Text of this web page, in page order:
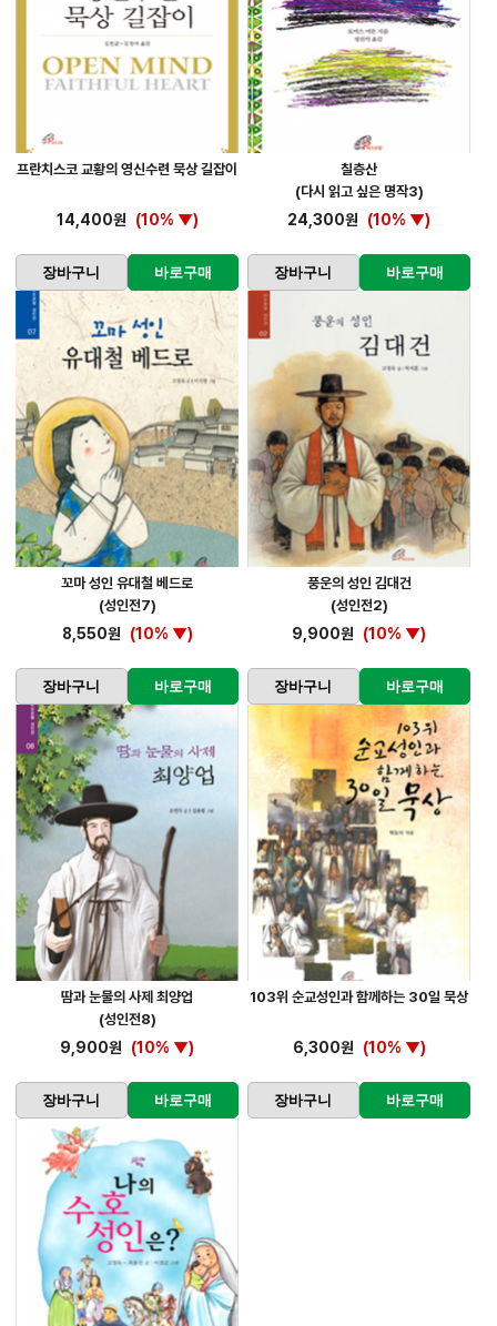
프란치스코 교황의 영신수련 묵상 길잡이
14,400원 (10% ▼)
장바구니 바로구매
칠층산
(다시 읽고 싶은 명작3)
24,300원 (10% ▼)
장바구니 바로구매
꼬마 성인 유대철 베드로
(성인전7)
8,550원 (10% ▼)
장바구니 바로구매
풍운의 성인 김대건
(성인전2)
9,900원 (10% ▼)
장바구니 바로구매
땀과 눈물의 사제 최양업
(성인전8)
9,900원 (10% ▼)
장바구니 바로구매
103위 순교성인과 함께하는 30일 묵상
6,300원 (10% ▼)
장바구니 바로구매